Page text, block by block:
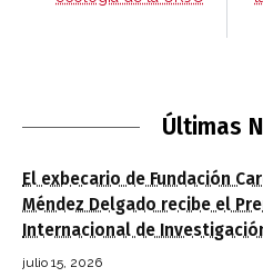
Últimas
El exbecario de Fundación
Méndez Delgado recibe el
Internacional de
julio 15, 2026